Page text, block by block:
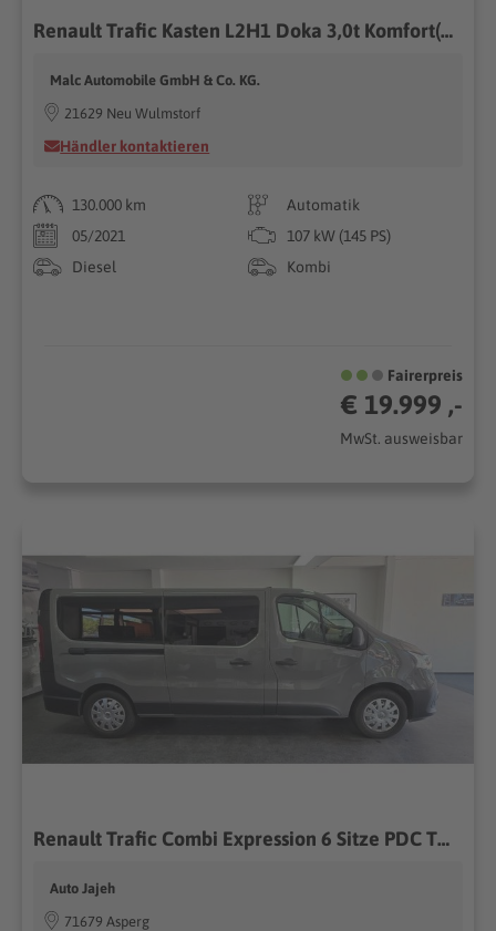
Renault Trafic Kasten L2H1 Doka 3,0t Komfort(Tüv&Insp.ne
Malc Automobile GmbH & Co. KG.
21629 Neu Wulmstorf
Händler kontaktieren
130.000 km
Automatik
05/2021
107 kW (145 PS)
Diesel
Kombi
Fairerpreis
€ 19.999 ,-
MwSt. ausweisbar
Renault Trafic Combi Expression 6 Sitze PDC TÜV 03/2028
Auto Jajeh
71679 Asperg